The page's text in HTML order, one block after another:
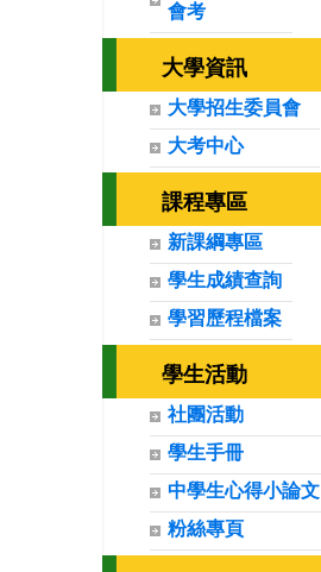
會考
大學資訊
大學招生委員會
大考中心
課程專區
新課綱專區
學生成績查詢
學習歷程檔案
學生活動
社團活動
學生手冊
中學生心得小論文
粉絲專頁